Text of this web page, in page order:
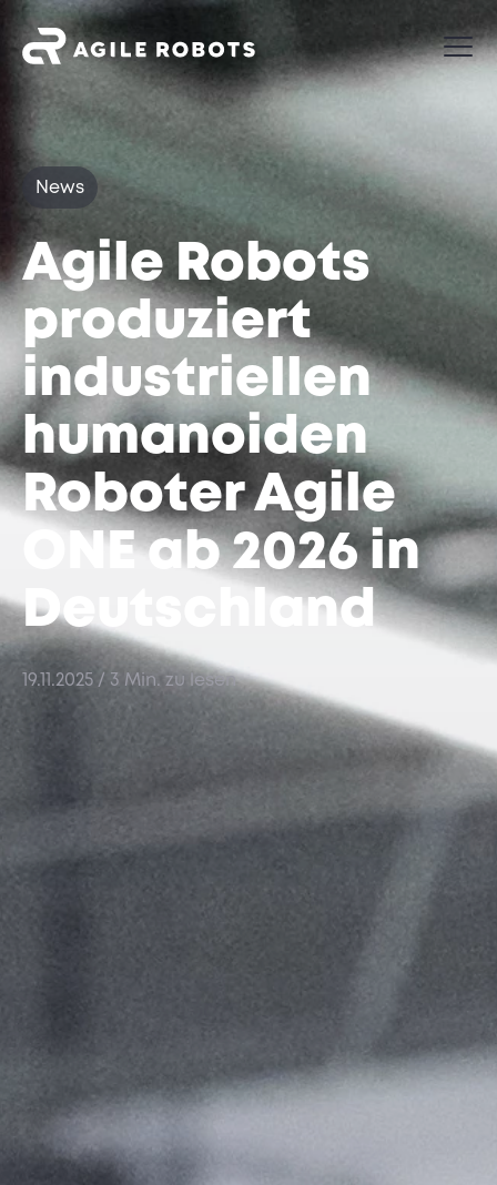
News
Agile Robots
produziert
industriellen
humanoiden
Roboter Agile
ONE ab 2026 in
Deutschland
19.11.2025 / 3 Min. zu lesen